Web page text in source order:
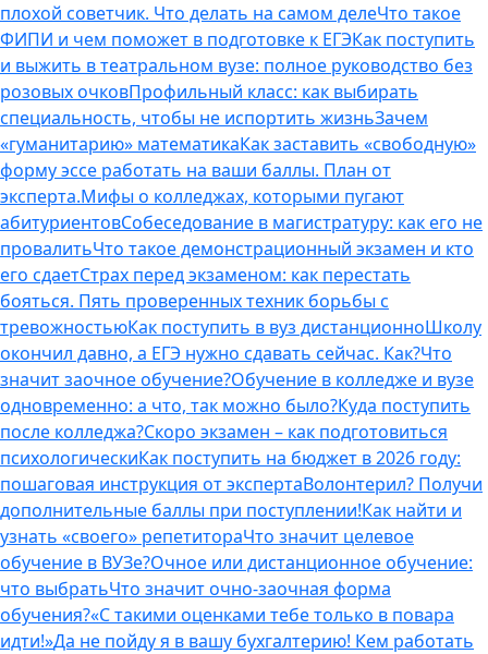
плохой советчик. Что делать на самом делеЧто такое
ФИПИ и чем поможет в подготовке к ЕГЭКак поступить
и выжить в театральном вузе: полное руководство без
розовых очковПрофильный класс: как выбирать
специальность, чтобы не испортить жизньЗачем
«гуманитарию» математикаКак заставить «свободную»
форму эссе работать на ваши баллы. План от
эксперта.Мифы о колледжах, которыми пугают
абитуриентовСобеседование в магистратуру: как его не
провалитьЧто такое демонстрационный экзамен и кто
его сдаетСтрах перед экзаменом: как перестать
бояться. Пять проверенных техник борьбы с
тревожностьюКак поступить в вуз дистанционноШколу
окончил давно, а ЕГЭ нужно сдавать сейчас. Как?Что
значит заочное обучение?Обучение в колледже и вузе
одновременно: а что, так можно было?Куда поступить
после колледжа?Скоро экзамен – как подготовиться
психологическиКак поступить на бюджет в 2026 году:
пошаговая инструкция от экспертаВолонтерил? Получи
дополнительные баллы при поступлении!Как найти и
узнать «своего» репетитораЧто значит целевое
обучение в ВУЗе?Очное или дистанционное обучение:
что выбратьЧто значит очно-заочная форма
обучения?«С такими оценками тебе только в повара
идти!»Да не пойду я в вашу бухгалтерию! Кем работать